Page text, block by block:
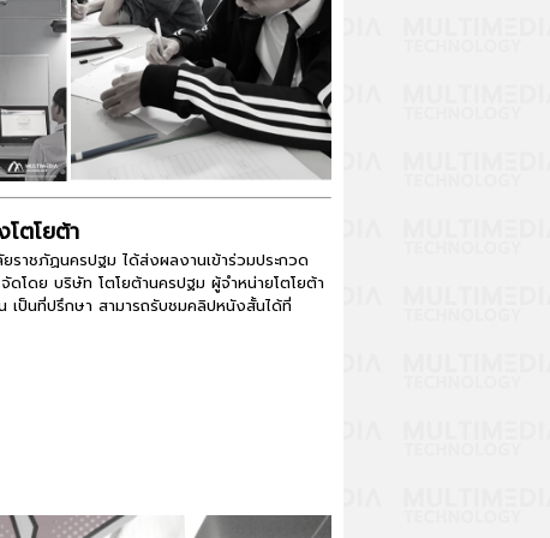
ตโยต้า​
ราชภัฏนครปฐม ได้ส่งผลงานเข้าร่วมประกวด
โดย บริษัท โตโยต้านครปฐม ผู้จำหน่ายโตโยต้า
เป็นที่ปรึกษา สามารถรับชมคลิปหนังสั้นได้ที่